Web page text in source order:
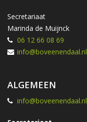
Secretariaat
Marinda de Muijnck
06 12 66 08 69
info@boveenendaal.nl
ALGEMEEN
info@boveenendaal.nl